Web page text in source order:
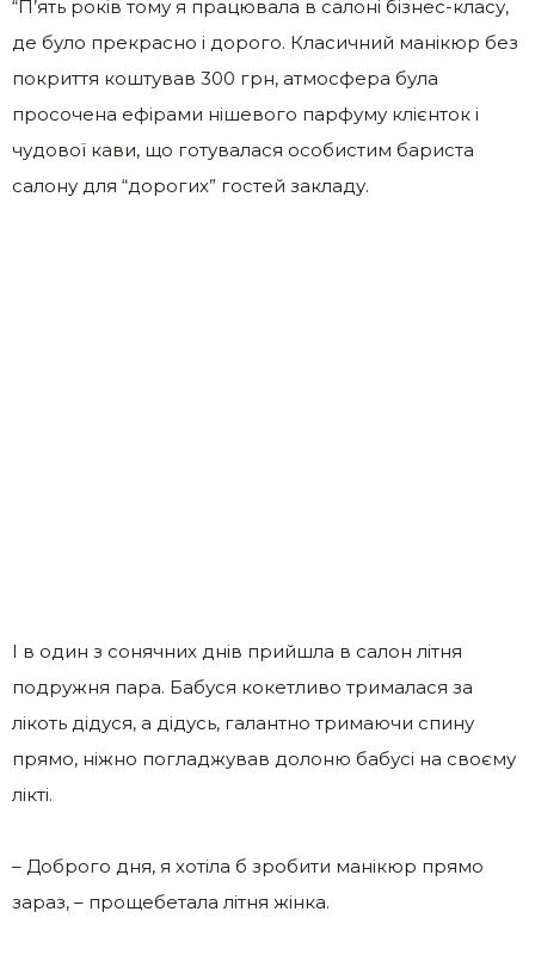
“П’ять років тому я працювала в салоні бізнес-класу,
де було прекрасно і дорого. Класичний манікюр без
покриття коштував 300 грн, атмосфера була
просочена ефірами нішевого парфуму клієнток і
чудової кави, що готувалася особистим бариста
салону для “дорогих” гостей закладу.
І в один з сонячних днів прийшла в салон літня
подружня пара. Бабуся кокетливо трималася за
лікоть дідуся, а дідусь, галантно тримаючи спину
прямо, ніжно погладжував долоню бабусі на своєму
лікті.
– Доброго дня, я хотіла б зробити манікюр прямо
зараз, – прощебетала літня жінка.